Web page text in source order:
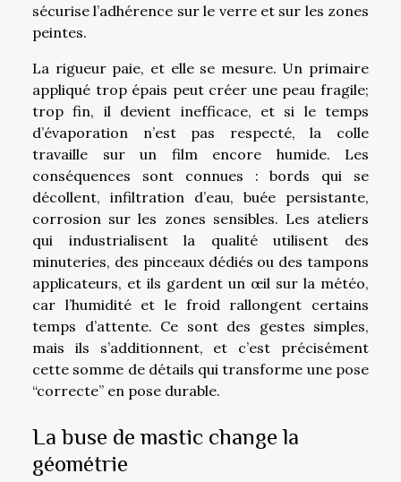
sécurise l’adhérence sur le verre et sur les zones
peintes.
La rigueur paie, et elle se mesure. Un primaire
appliqué trop épais peut créer une peau fragile;
trop fin, il devient inefficace, et si le temps
d’évaporation n’est pas respecté, la colle
travaille sur un film encore humide. Les
conséquences sont connues : bords qui se
décollent, infiltration d’eau, buée persistante,
corrosion sur les zones sensibles. Les ateliers
qui industrialisent la qualité utilisent des
minuteries, des pinceaux dédiés ou des tampons
applicateurs, et ils gardent un œil sur la météo,
car l’humidité et le froid rallongent certains
temps d’attente. Ce sont des gestes simples,
mais ils s’additionnent, et c’est précisément
cette somme de détails qui transforme une pose
“correcte” en pose durable.
La buse de mastic change la
géométrie